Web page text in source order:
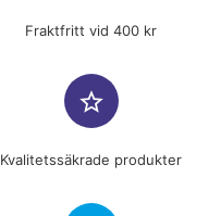
Fraktfritt vid 400 kr
star_border
Kvalitetssäkrade produkter